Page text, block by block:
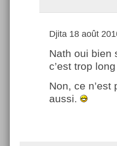
Djita 18 août
Nath oui bien
c’est trop long
Non, ce n’est
aussi.